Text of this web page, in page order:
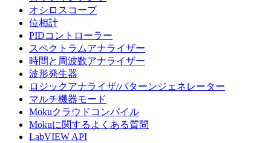
オシロスコープ
位相計
PIDコントローラー
スペクトラムアナライザー
時間と周波数アナライザー
波形発生器
ロジックアナライザ/パターンジェネレーター
マルチ機器モード
Mokuクラウドコンパイル
Mokuに関するよくある質問
LabVIEW API